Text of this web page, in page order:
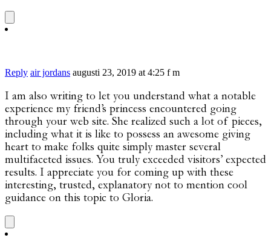
Reply air jordans augusti 23, 2019 at 4:25 f m
I am also writing to let you understand what a notable
experience my friend’s princess encountered going
through your web site. She realized such a lot of pieces,
including what it is like to possess an awesome giving
heart to make folks quite simply master several
multifaceted issues. You truly exceeded visitors’ expected
results. I appreciate you for coming up with these
interesting, trusted, explanatory not to mention cool
guidance on this topic to Gloria.